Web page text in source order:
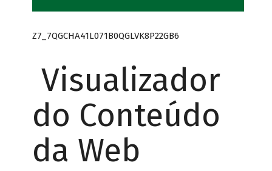
Z7_7QGCHA41L071B0QGLVK8P22GB6
Visualizador
do Conteúdo
da Web